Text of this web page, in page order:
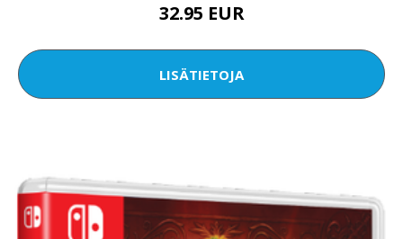
32.95 EUR
LISÄTIETOJA